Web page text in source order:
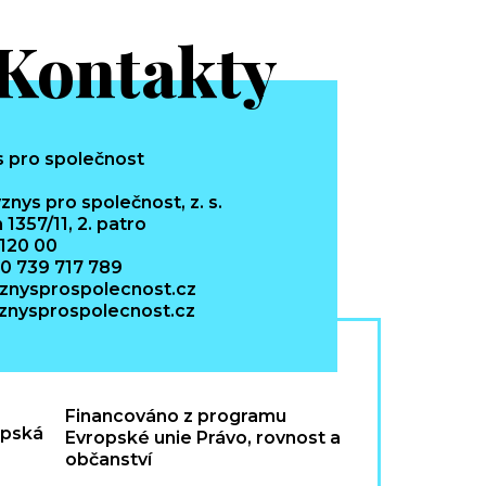
pro společnost, z. s.
11, 2. patro
00
739 717 789
Financováno z programu
Evropské unie Právo, rovnost a
občanství